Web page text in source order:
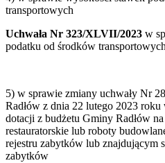
transportowych
Uchwała Nr 323/XLVII/2023 w
podatku od środków transportowych
5) w sprawie zmiany uchwały Nr
Radłów z dnia 22 lutego 2023 roku
dotacji z budżetu Gminy Radłów
restauratorskie lub roboty
rejestru zabytków lub znajdującym
zabytków